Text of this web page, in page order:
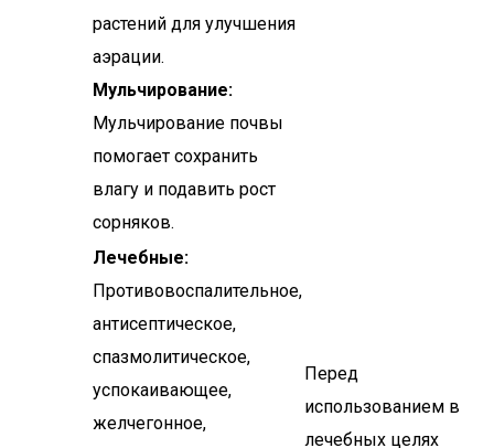
растений для улучшения
аэрации.
Мульчирование:
Мульчирование почвы
помогает сохранить
влагу и подавить рост
сорняков.
Лечебные:
Противовоспалительное,
антисептическое,
спазмолитическое,
успокаивающее,
желчегонное,
Перед
использованием в
лечебных целях